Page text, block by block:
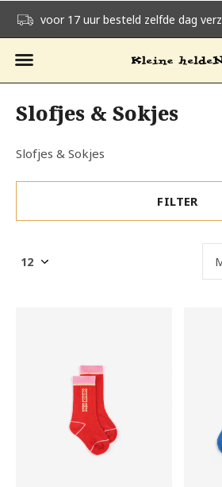
voor 17 uur besteld zelfde dag verzonden
Slofjes & Sokjes
Slofjes & Sokjes
FILTER